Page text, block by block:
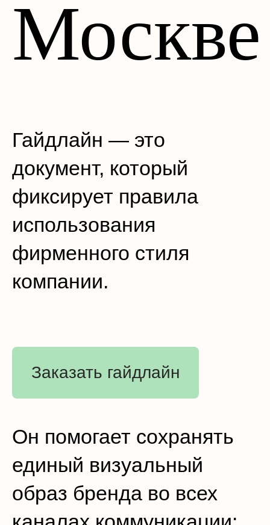
Москве
Гайдлайн — это
документ, который
фиксирует правила
использования
фирменного стиля
компании.
Заказать гайдлайн
Он помогает сохранять
единый визуальный
образ бренда во всех